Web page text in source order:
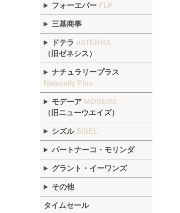
フォーエバー FLP
三基商事
ドテラ dōTERRA
（旧ゼネシス）
ナチュラリープラス
Naturally Plus
モデーア MODERE
（旧ニューウエイズ）
シズル SISEL
パートナーコ・モリンダ
グラント・イーワンズ
その他
タイムセール